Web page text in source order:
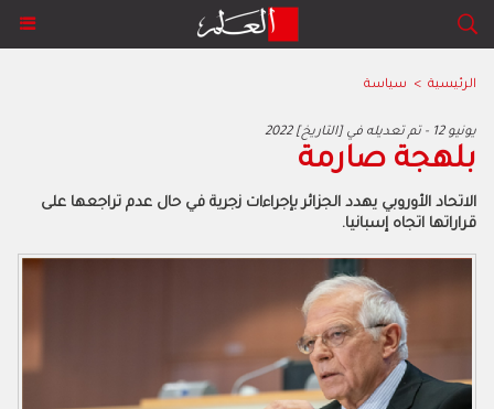
الرئيسية > سياسة
2022 يونيو 12 - تم تعديله في [التاريخ]
بلهجة صارمة
الاتحاد الأوروبي يهدد الجزائر بإجراءات زجرية في حال عدم تراجعها على
قراراتها اتجاه إسبانيا.